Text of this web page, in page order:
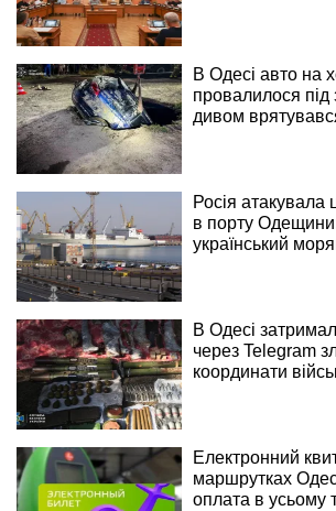
В Одесі авто на
провалилося під
дивом
Росія атакувала
в порту
український
В Одесі
через Telegram
координати
Електронний
маршрутках
оплата в усьому